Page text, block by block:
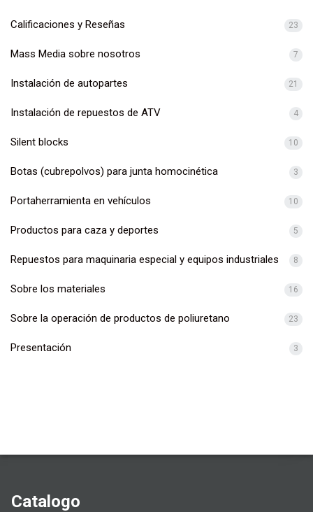
Calificaciones y Reseñas 23
Mass Media sobre nosotros 7
Instalación de autopartes 21
Instalación de repuestos de ATV 4
Silent blocks 10
Botas (cubrepolvos) para junta homocinética 3
Portaherramienta en vehículos 10
Productos para caza y deportes 5
Repuestos para maquinaria especial y equipos industriales 8
Sobre los materiales 16
Sobre la operación de productos de poliuretano 23
Presentación 3
Catalogo